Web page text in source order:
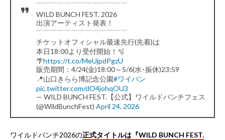
﹋﹋﹋﹋﹋﹋﹋﹋﹋﹋﹋﹋﹋
WILD BUNCH FEST. 2026
出演アーティスト発表！
﹋﹋﹋﹋﹋﹋﹋﹋﹋﹋﹋﹋﹋
チケットオフィシャル最速先行(先着)は
本日18:00より受付開始！🫧
🌴https://t.co/MeUjpdPgzU
販売期間：4/24(金)18:00～5/6(水･振休)23:59
📍山口きらら博記念公園#ワイバン
pic.twitter.com/dO4johqOU3
— WILD BUNCH FEST.【公式】ワイルドバンチフェス
(@WildBunchFest) April 24, 2026
ワイルドバンチ2026の正式タイトルは『WILD BUNCH FEST.